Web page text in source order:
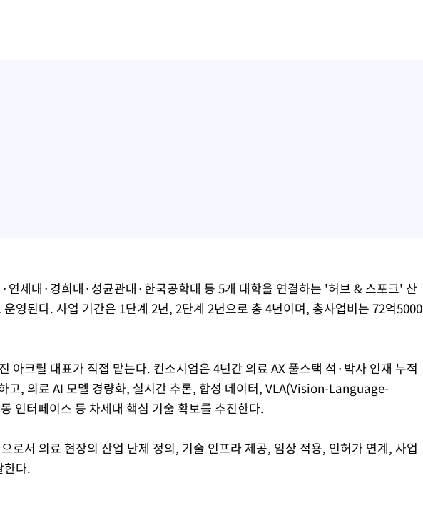
연세대·경희대·성균관대·한국공학대 등 5개 대학을 연결하는 '허브 & 스포크' 산
운영된다. 사업 기간은 1단계 2년, 2단계 2년으로 총 4년이며, 총사업비는 72억5000
아크릴 대표가 직접 맡는다. 컨소시엄은 4년간 의료 AX 풀스택 석·박사 인재 누적
고, 의료 AI 모델 경량화, 실시간 추론, 합성 데이터, VLA(Vision-Language-
인터페이스 등 차세대 핵심 기술 확보를 추진한다.
로서 의료 현장의 산업 난제 정의, 기술 인프라 제공, 임상 적용, 인허가 연계, 사업
한다.